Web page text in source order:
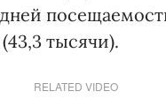
тысячи).
RELATED VIDEO